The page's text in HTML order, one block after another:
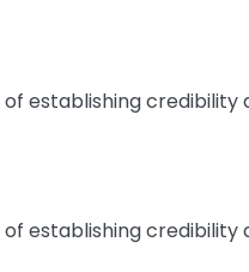
establishing
establishing